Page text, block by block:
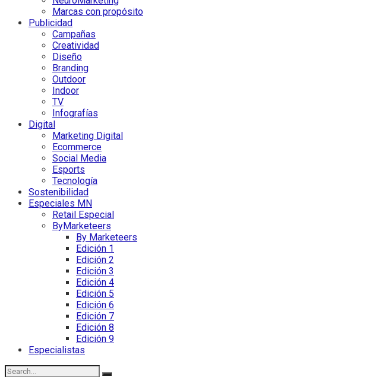
Marcas con propósito
Publicidad
Campañas
Creatividad
Diseño
Branding
Outdoor
Indoor
TV
Infografías
Digital
Marketing Digital
Ecommerce
Social Media
Esports
Tecnología
Sostenibilidad
Especiales MN
Retail Especial
ByMarketeers
By Marketeers
Edición 1
Edición 2
Edición 3
Edición 4
Edición 5
Edición 6
Edición 7
Edición 8
Edición 9
Especialistas